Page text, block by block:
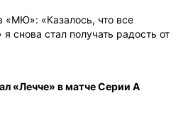
«Казалось, что все
снова стал получать радость от
«Лечче» в матче Серии А